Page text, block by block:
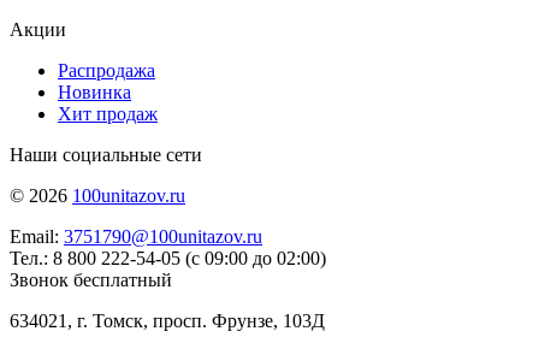
Акции
Распродажа
Новинка
Хит продаж
Наши социальные сети
© 2026 100unitazov.ru
Email: 3751790@100unitazov.ru
Тел.: 8 800 222-54-05 (с 09:00 до 02:00)
Звонок бесплатный
634021, г. Томск, просп. Фрунзе, 103Д